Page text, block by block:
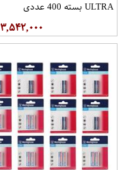
ULTRA بسته 400 عددی
۳,۵۴۲,۰۰۰